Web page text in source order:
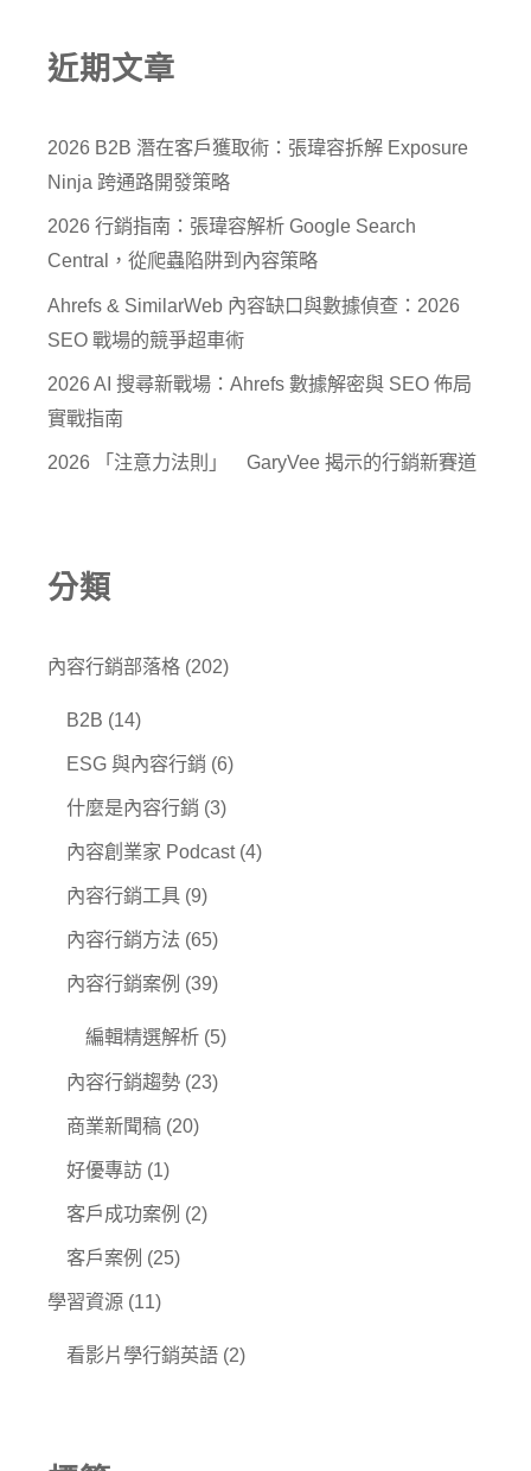
近期文章
2026 B2B 潛在客戶獲取術：張瑋容拆解 Exposure
Ninja 跨通路開發策略
2026 行銷指南：張瑋容解析 Google Search
Central，從爬蟲陷阱到內容策略
Ahrefs & SimilarWeb 內容缺口與數據偵查：2026
SEO 戰場的競爭超車術
2026 AI 搜尋新戰場：Ahrefs 數據解密與 SEO 佈局
實戰指南
2026 「注意力法則」 GaryVee 揭示的行銷新賽道
分類
內容行銷部落格 (202)
B2B (14)
ESG 與內容行銷 (6)
什麼是內容行銷 (3)
內容創業家 Podcast(4)
內容行銷工具 (9)
內容行銷方法 (65)
內容行銷案例 (39)
編輯精選解析 (5)
內容行銷趨勢 (23)
商業新聞稿 (20)
好優專訪 (1)
客戶成功案例 (2)
客戶案例 (25)
學習資源 (11)
看影片學行銷英語 (2)